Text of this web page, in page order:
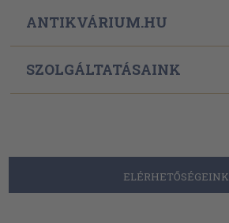
ANTIKVÁRIUM.HU
SZOLGÁLTATÁSAINK
ELÉRHETŐSÉGEINK